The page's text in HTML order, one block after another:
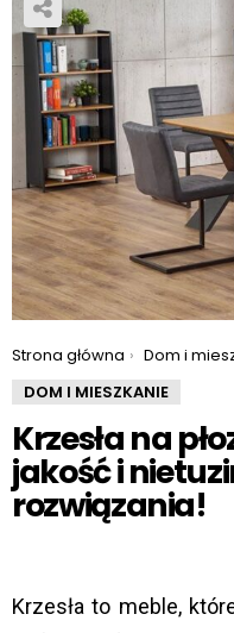
You are here:
Strona główna Dom i
DOM I MIESZKANIE
Krzesła na
jakość i
rozwiązania!
Krzesła to meble,